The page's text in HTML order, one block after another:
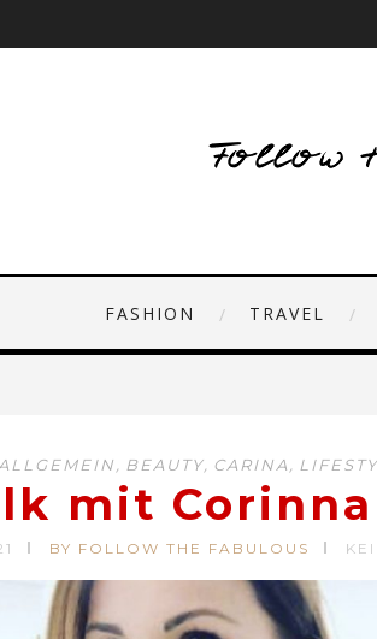
FASHION TRAVEL
ALLGEMEIN, BEAUTY, CARINA,
mit
BY FOLLOW THE FABULOUS